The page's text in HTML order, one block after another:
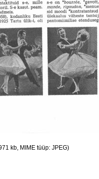
kb, MIME tüüp: JPEG)